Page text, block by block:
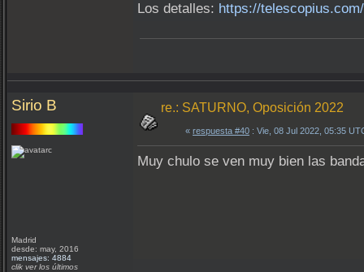
Los detalles: https://
Sirio B
Madrid
desde: may, 2016
mensajes: 4884
clik ver los últimos
re.: SATURNO, Oposición 2022
« respuesta #40 : Vie, 08 Jul 2022, 05:35
Muy chulo se ven muy bien las